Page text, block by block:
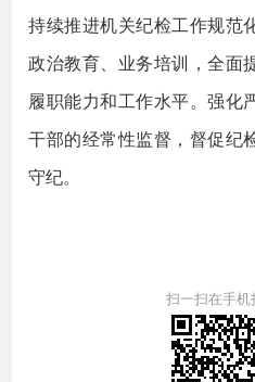
持续推进机关纪检工作规范
政治教育、业务培训，全面
履职能力和工作水平。强化
干部的经常性监督，督促纪
守纪。
扫一扫在手